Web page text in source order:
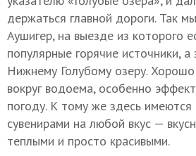
держаться главной дороги. Так
Аушигер, на выезде из которого
популярные горячие источники,
Нижнему Голубому озеру.
вокруг водоема, особенно
погоду. К тому же здесь
сувенирами на любой вкус —
теплыми и просто красивыми.